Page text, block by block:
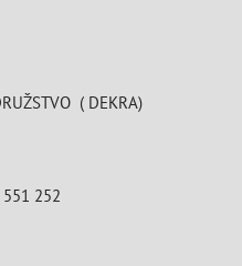
( DEKRA)
252